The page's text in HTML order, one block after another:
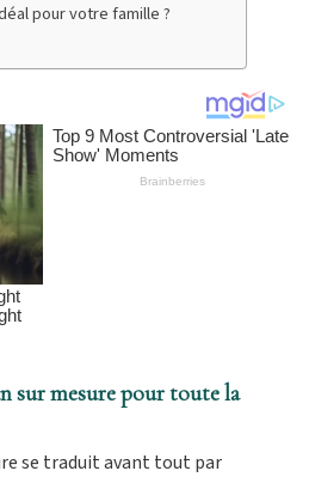
pour votre famille ?
sur mesure pour toute la
se traduit avant tout par